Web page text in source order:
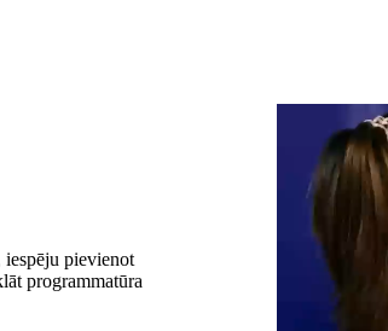
pievienot
programmatūra